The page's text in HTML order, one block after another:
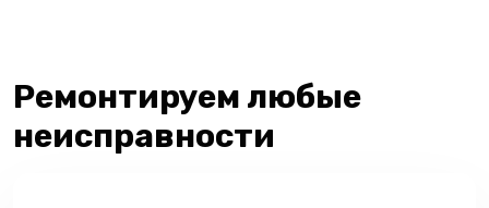
Ремонтируем любые
неисправности